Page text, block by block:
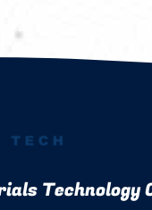
Technology